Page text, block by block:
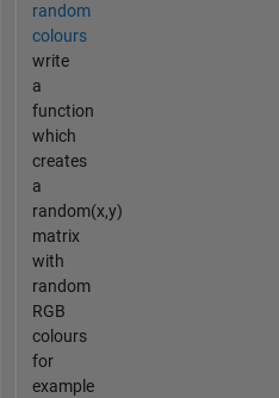
random
colours
write
a
function
which
creates
a
random(x,y)
matrix
with
random
RGB
colours
for
example